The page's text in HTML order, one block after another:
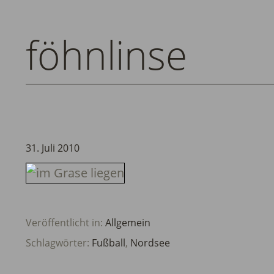
föhnlinse
31. Juli 2010
Veröffentlicht in: Allgemein
Schlagwörter: Fußball, Nordsee